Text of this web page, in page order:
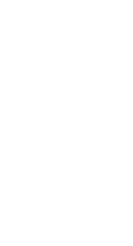
Querformat. Perfekt
Nutzung von Apple
Display. So nutzt du
der Hand.
Urlaub: Dieses
sowie universeller
ganz ohne zusätzliche